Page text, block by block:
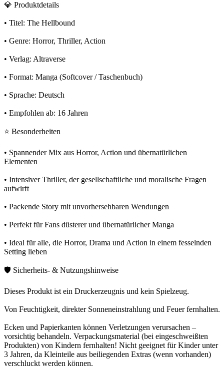
💎 Produktdetails
• Titel: The Hellbound
• Genre: Horror, Thriller, Action
• Verlag: Altraverse
• Format: Manga (Softcover / Taschenbuch)
• Sprache: Deutsch
• Empfohlen ab: 16 Jahren
⭐ Besonderheiten
• Spannender Mix aus Horror, Action und übernatürlichen
Elementen
• Intensiver Thriller, der gesellschaftliche und moralische Fragen
aufwirft
• Packende Story mit unvorhersehbaren Wendungen
• Perfekt für Fans düsterer und übernatürlicher Manga
• Ideal für alle, die Horror, Drama und Action in einem fesselnden
Setting lieben
🛡️ Sicherheits- & Nutzungshinweise
Dieses Produkt ist ein Druckerzeugnis und kein Spielzeug.
Von Feuchtigkeit, direkter Sonneneinstrahlung und Feuer fernhalten.
Ecken und Papierkanten können Verletzungen verursachen –
vorsichtig behandeln. Verpackungsmaterial (bei eingeschweißten
Produkten) von Kindern fernhalten! Nicht geeignet für Kinder unter
3 Jahren, da Kleinteile aus beiliegenden Extras (wenn vorhanden)
verschluckt werden können.